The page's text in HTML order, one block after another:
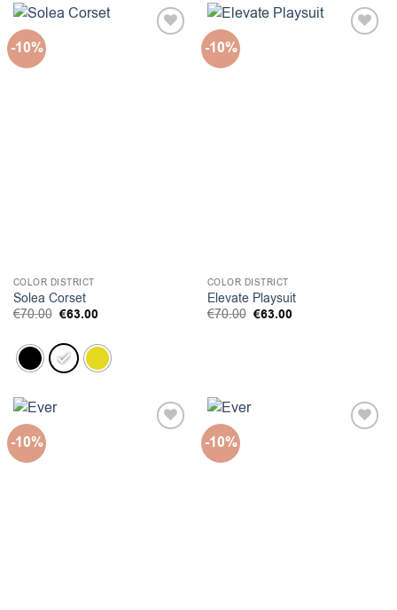
-10%
COLOR DISTRICT
Solea Corset
€70.00 Original
€70.00.
€63.00Η
είναι:
€63.00.
-10%
COLOR DISTRICT
Elevate Playsuit
€70.00 Original
€63.00Η
-10% -10%